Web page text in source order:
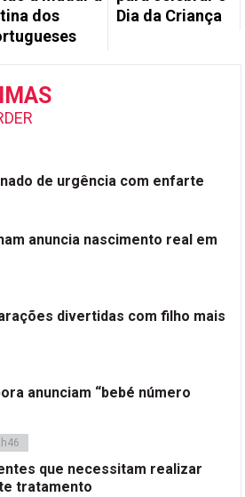
dos
Dia da Criança
de urgência com enfarte
anuncia nascimento real em
divertidas com filho mais
anunciam “bebé número
que necessitam realizar
tratamento